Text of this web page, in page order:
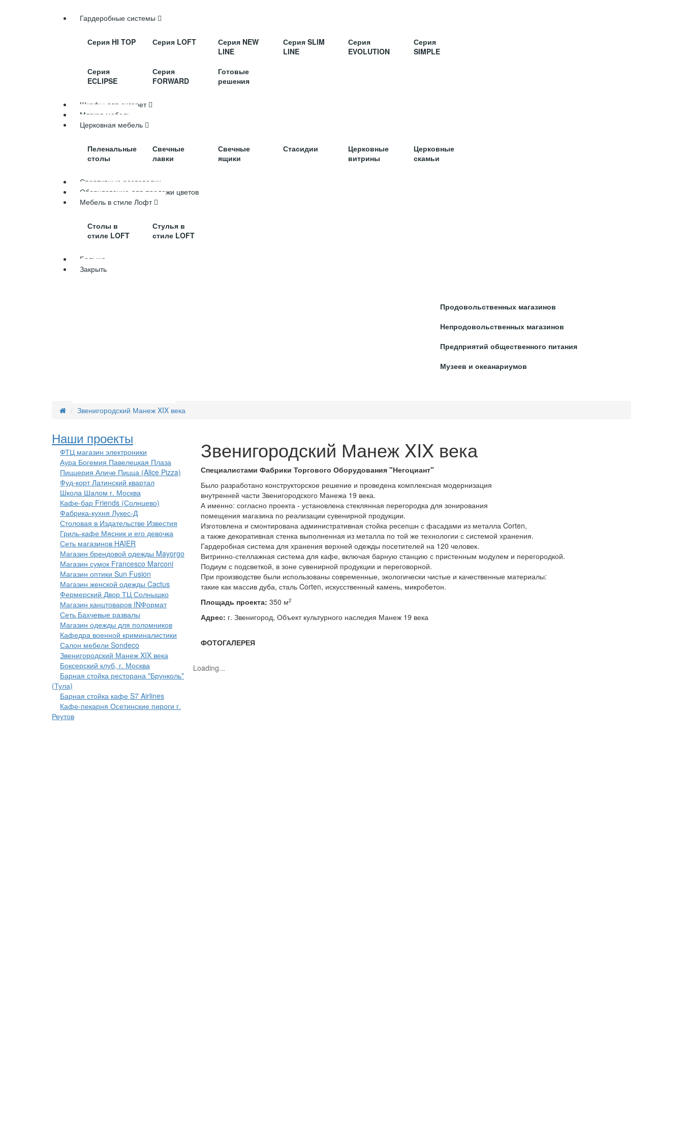
Гардеробные системы
Серия HI TOP Серия LOFT
Серия NEW
LINE
Серия SLIM
LINE
Серия
EVOLUTION
Серия
SIMPLE
Серия
ECLIPSE
Серия
FORWARD
Готовые
решения
Шкафы для сигарет
Мягкая мебель
Церковная мебель
Пеленальные
столы
Свечные
лавки
Свечные
ящики
Стасидии
Церковные
витрины
Церковные
скамьи
Спортивные раздевалки
Оборудование для продажи цветов
Мебель в стиле Лофт
Столы в
стиле LOFT
Стулья в
стиле LOFT
Больше
Закрыть
Продовольственных магазинов
Непродовольственных магазинов
Предприятий общественного питания
Музеев и океанариумов
Звенигородский Манеж XIX века
Наши проекты
ФТЦ магазин электроники
Аура Богемия Павелецкая Плаза
Пиццерия Аличе Пицца (Alice Pizza)
Фуд-корт Латинский квартал
Школа Шалом г. Москва
Кафе-бар Friends (Солнцево)
Фабрика-кухня Лукес-Д
Столовая в Издательстве Известия
Гриль-кафе Мясник и его девочка
Сеть магазинов HAIER
Магазин брендовой одежды Mayorgo
Магазин сумок Francesco Marconi
Магазин оптики Sun Fusion
Магазин женской одежды Cactus
Фермерский Двор ТЦ Солнышко
Магазин канцтоваров INФормат
Сеть Бахчевые развалы
Магазин одежды для поломников
Кафедра военной криминалистики
Салон мебели Sondeco
Звенигородский Манеж XIX века
Боксерский клуб, г. Москва
Барная стойка ресторана "Брунколь"
(Тула)
Барная стойка кафе S7 Airlines
Кафе-пекарня Осетинские пироги г.
Реутов
Звенигородский Манеж XIX века
Специалистами Фабрики Торгового Оборудования "Негоциант"
Было разработано конструкторское решение и проведена комплексная модернизация
внутренней части Звенигородского Манежа 19 века.
А именно: согласно проекта - установлена стеклянная перегородка для зонирования
помещения магазина по реализации сувенирной продукции.
Изготовлена и смонтирована административная стойка ресепшн с фасадами из металла Corten,
а также декоративная стенка выполненная из металла по той же технологии с системой хранения.
Гардеробная система для хранения верхней одежды посетителей на 120 человек.
Витринно-стеллажная система для кафе, включая барную станцию с пристенным модулем и перегородкой.
Подиум с подсветкой, в зоне сувенирной продукции и переговорной.
При производстве были использованы современные, экологически чистые и качественные материалы:
такие как массив дуба, сталь Corten, искусственный камень, микробетон.
Площадь проекта: 350 м2
Адрес: г. Звенигород, Объект культурного наследия Манеж 19 века
ФОТОГАЛЕРЕЯ
Loading...